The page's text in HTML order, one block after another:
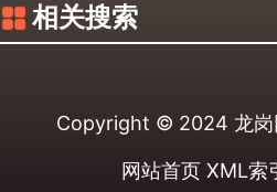
相关搜索
Copyright © 2024 龙
网站首页 XML索引